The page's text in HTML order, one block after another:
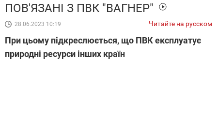
ПОВ'ЯЗАНІ З ПВК "ВАГНЕР"
28.06.2023 10:19 Читайте на русском
При цьому підкреслюється, що ПВК експлуатує
природні ресурси інших країн